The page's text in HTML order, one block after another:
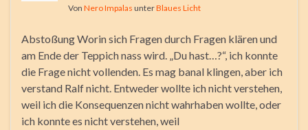
Von Nero Impalas unterBlaues Licht
Abstoßung Worin sich Fragen durch Fragen klären und
am Ende der Teppich nass wird. „Du hast…?“, ich konnte
die Frage nicht vollenden. Es mag banal klingen, aber ich
verstand Ralf nicht. Entweder wollte ich nicht verstehen,
weil ich die Konsequenzen nicht wahrhaben wollte, oder
ich konnte es nicht verstehen, weil